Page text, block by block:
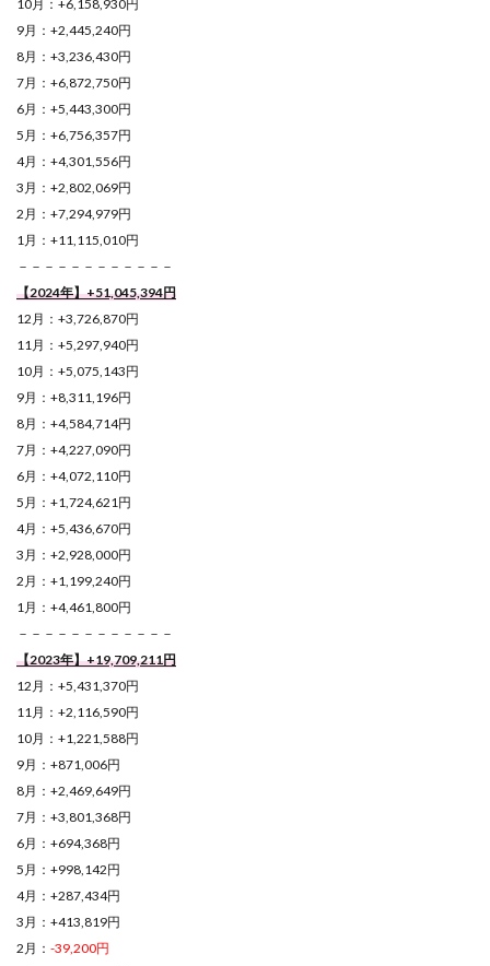
10月：+6,158,930円
9月：+2,445,240円
8月：+3,236,430円
7月：+6,872,750円
6月：+5,443,300円
5月：+6,756,357円
4月：+4,301,556円
3月：+2,802,069円
2月：+7,294,979円
1月：+11,115,010円
－－－－－－－－－－－－
【2024年】+51,045,394円
12月：+3,726,870円
11月：+5,297,940円
10月：+5,075,143円
9月：+8,311,196円
8月：+4,584,714円
7月：+4,227,090円
6月：+4,072,110円
5月：+1,724,621円
4月：+5,436,670円
3月：+2,928,000円
2月：+1,199,240円
1月：+4,461,800円
－－－－－－－－－－－－
【2023年】+19,709,211円
12月：+5,431,370円
11月：+2,116,590円
10月：+1,221,588円
9月：+871,006円
8月：+2,469,649円
7月：+3,801,368円
6月：+694,368円
5月：+998,142円
4月：+287,434円
3月：+413,819円
2月： -39,200円